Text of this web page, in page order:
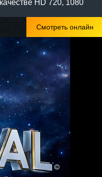
HD 720, 1080
Смотреть онлайн